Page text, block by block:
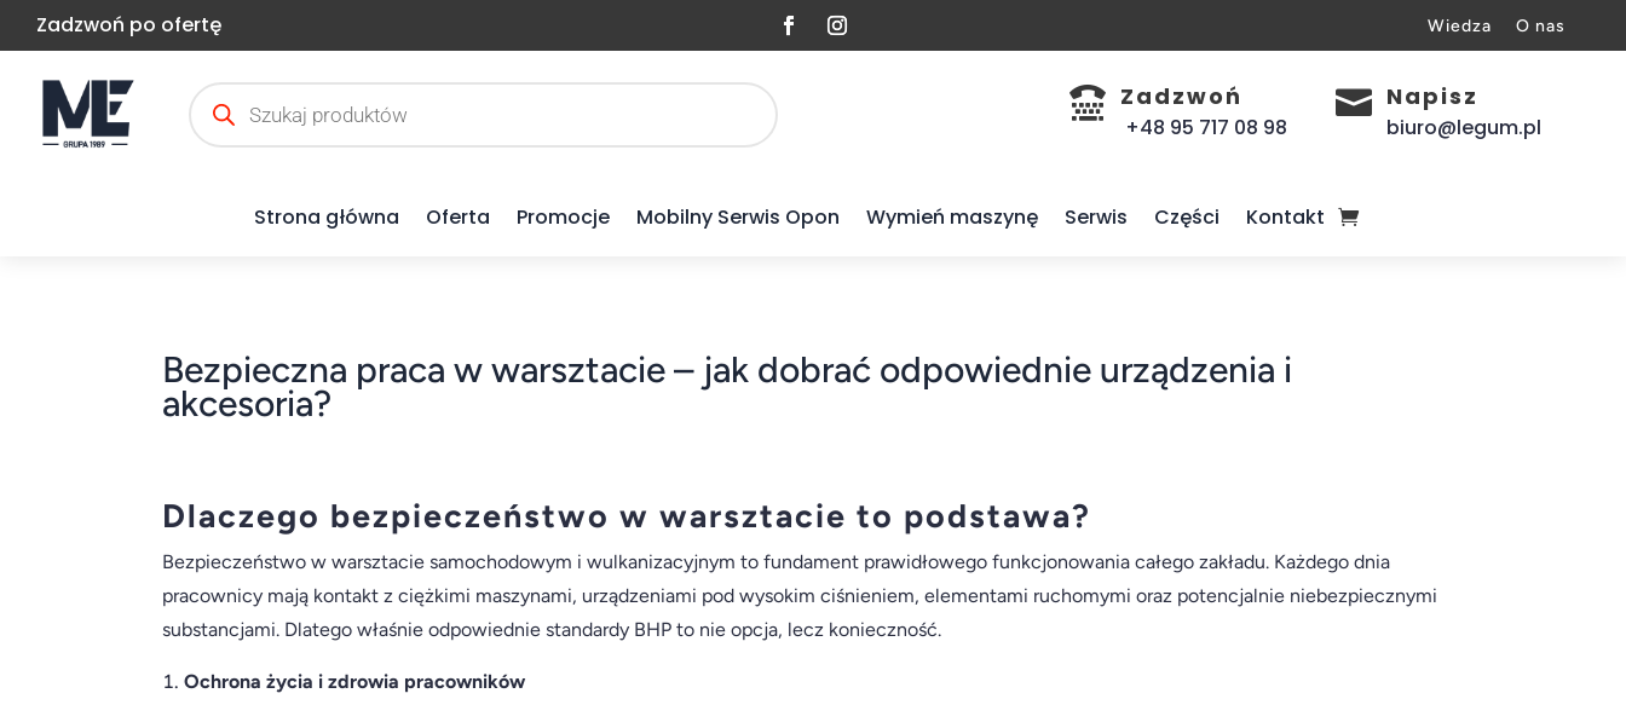
Zadzwoń po ofertę Wiedza O nas
Wyszukiwarka
produktów
 Zadzwoń
+48 95 717 08 98
 Napisz
biuro@legum.pl
Strona główna Oferta Promocje Mobilny Serwis Opon Wymień maszynę Serwis Części Kontakt
Bezpieczna praca w warsztacie – jak dobrać odpowiednie urządzenia i
akcesoria?
Dlaczego bezpieczeństwo w warsztacie to podstawa?
Bezpieczeństwo w warsztacie samochodowym i wulkanizacyjnym to fundament prawidłowego funkcjonowania całego zakładu. Każdego dnia
pracownicy mają kontakt z ciężkimi maszynami, urządzeniami pod wysokim ciśnieniem, elementami ruchomymi oraz potencjalnie niebezpiecznymi
substancjami. Dlatego właśnie odpowiednie standardy BHP to nie opcja, lecz konieczność.
Ochrona życia i zdrowia pracowników